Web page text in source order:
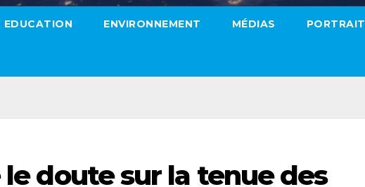
EDUCATION ENVIRONNEMENT MÉDIAS PORTRAIT
le doute sur la tenue des